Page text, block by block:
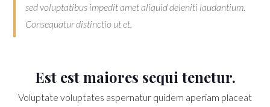
sed voluptatibus impedit amet aliquid deleniti laudantium.
Consequatur distinctio ut et.
Est est maiores sequi tenetur.
Voluptate voluptates aspernatur quidem aperiam placeat